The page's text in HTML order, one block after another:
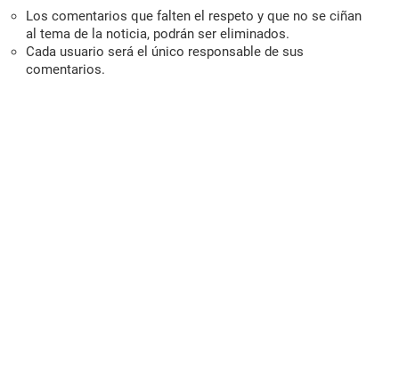
Los comentarios que falten el respeto y que no se ciñan
al tema de la noticia, podrán ser eliminados.
Cada usuario será el único responsable de sus
comentarios.